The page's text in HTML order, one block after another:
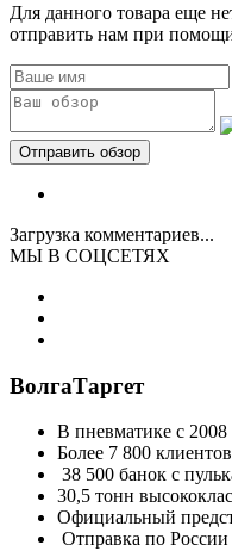
Для данного товара еще
отправить нам при
Загрузка комментариев...
МЫ В СОЦСЕТЯХ
ВолгаТаргет
В пневматике с 2008
Более 7 800
38 500 банок с
30,5 тонн
Официальный
Отправка по